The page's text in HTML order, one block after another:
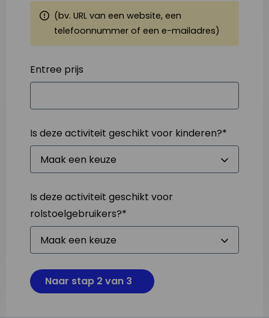
(bv. URL van een website, een
telefoonnummer of een e-mailadres)
Entree prijs
Is deze activiteit geschikt voor kinderen?*
Is deze activiteit geschikt voor
rolstoelgebruikers?*